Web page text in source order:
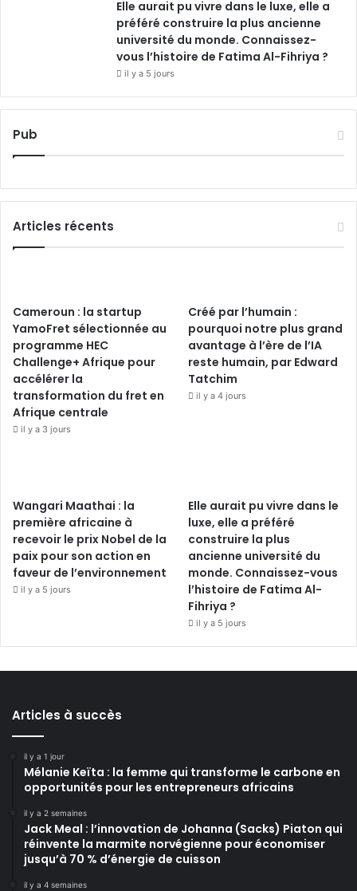
Elle aurait pu vivre dans le luxe, elle a
préféré construire la plus ancienne
université du monde. Connaissez-
vous l’histoire de Fatima Al-Fihriya ?
il y a 5 jours
Pub
Articles récents
Cameroun : la startup
YamoFret sélectionnée au
programme HEC
Challenge+ Afrique pour
accélérer la
transformation du fret en
Afrique centrale
il y a 3 jours
Créé par l’humain :
pourquoi notre plus grand
avantage à l’ère de l’IA
reste humain, par Edward
Tatchim
il y a 4 jours
Wangari Maathai : la
première africaine à
recevoir le prix Nobel de la
paix pour son action en
faveur de l’environnement
il y a 5 jours
Elle aurait pu vivre dans le
luxe, elle a préféré
construire la plus
ancienne université du
monde. Connaissez-vous
l’histoire de Fatima Al-
Fihriya ?
il y a 5 jours
Articles à succès
il y a 1 jour
Mélanie Keïta : la femme qui transforme le carbone en
opportunités pour les entrepreneurs africains
il y a 2 semaines
Jack Meal : l’innovation de Johanna (Sacks) Piaton qui
réinvente la marmite norvégienne pour économiser
jusqu’à 70 % d’énergie de cuisson
il y a 4 semaines